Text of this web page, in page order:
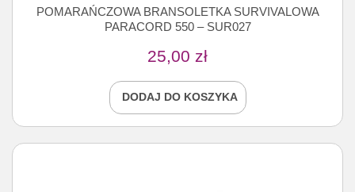
POMARAŃCZOWA BRANSOLETKA SURVIVALOWA
PARACORD 550 – SUR027
25,00 zł
DODAJ DO KOSZYKA